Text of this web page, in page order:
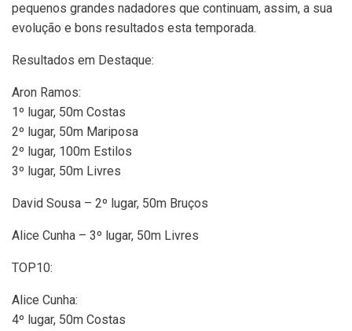
pequenos grandes nadadores que continuam, assim, a sua
evolução e bons resultados esta temporada.
Resultados em Destaque:
Aron Ramos:
1º lugar, 50m Costas
2º lugar, 50m Mariposa
2º lugar, 100m Estilos
3º lugar, 50m Livres
David Sousa – 2º lugar, 50m Bruços
Alice Cunha – 3º lugar, 50m Livres
TOP10:
Alice Cunha:
4º lugar, 50m Costas